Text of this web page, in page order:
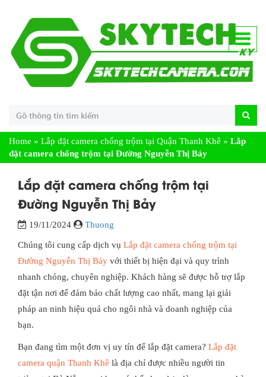
Home » Lắp đặt camera chống trộm tại Quận Thanh Khê » Lắp
đặt camera chống trộm tại Đường Nguyễn Thị Bảy
Lắp đặt camera chống trộm tại
Đường Nguyễn Thị Bảy
19/11/2024 Thuong
Chúng tôi cung cấp dịch vụ Lắp đặt camera chống trộm tại
Đường Nguyễn Thị Bảy với thiết bị hiện đại và quy trình
nhanh chóng, chuyên nghiệp. Khách hàng sẽ được hỗ trợ lắp
đặt tận nơi để đảm bảo chất lượng cao nhất, mang lại giải
pháp an ninh hiệu quả cho ngôi nhà và doanh nghiệp của
bạn.
Bạn đang tìm một đơn vị uy tín để lắp đặt camera? Lắp đặt
camera quận Thanh Khê là địa chỉ được nhiều người tin